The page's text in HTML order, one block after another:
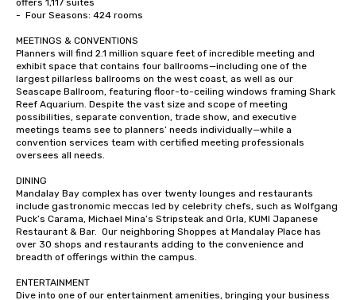
offers 1,117 suites
-	Four Seasons: 424 rooms
MEETINGS & CONVENTIONS
Planners will find 2.1 million square feet of incredible meeting and
exhibit space that contains four ballrooms—including one of the
largest pillarless ballrooms on the west coast, as well as our
Seascape Ballroom, featuring floor-to-ceiling windows framing Shark
Reef Aquarium. Despite the vast size and scope of meeting
possibilities, separate convention, trade show, and executive
meetings teams see to planners’ needs individually—while a
convention services team with certified meeting professionals
oversees all needs.
DINING
Mandalay Bay complex has over twenty lounges and restaurants
include gastronomic meccas led by celebrity chefs, such as Wolfgang
Puck’s Carama, Michael Mina’s Stripsteak and Orla, KUMI Japanese
Restaurant & Bar.  Our neighboring Shoppes at Mandalay Place has
over 30 shops and restaurants adding to the convenience and
breadth of offerings within the campus.
ENTERTAINMENT
Dive into one of our entertainment amenities, bringing your business